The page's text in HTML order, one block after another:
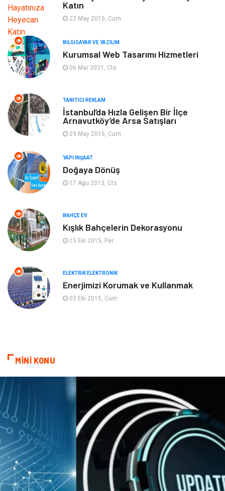
Organizasyon
Otomotiv Bahçe Ev
Tekstil
Mobilya Eğlence
Maden ve Metal İnternet
Plastik
Bebek Giyim
Finans Ekonomi
Basın Yayın
Pazarlama
Katın
22 May 2015, Cum
BILGISAYAR VE YAZILIM
Kurumsal Web Tasarımı Hizmetleri
06 Mar 2021, Cts
TANITICI REKLAM
İstanbul’da Hızla Gelişen Bir İlçe
Arnavutköy’de Arsa Satışları
29 May 2015, Cum
YAPI İNŞAAT
Doğaya Dönüş
17 Ağu 2013, Cts
BAHÇE EV
Kışlık Bahçelerin Dekorasyonu
15 Eki 2015, Per
ELEKTRIK ELEKTRONIK
Enerjimizi Korumak ve Kullanmak
02 Eki 2015, Cum
MİNİ KONU